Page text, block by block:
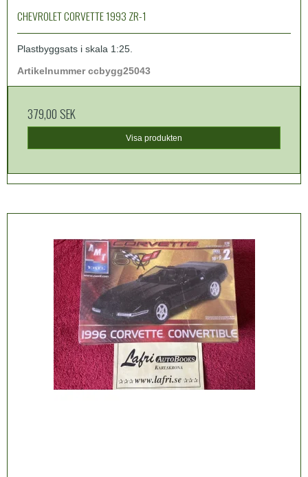
CHEVROLET CORVETTE 1993 ZR-1
Plastbyggsats i skala 1:25.
Artikelnummer ccbygg25043
379,00 SEK
Visa produkten